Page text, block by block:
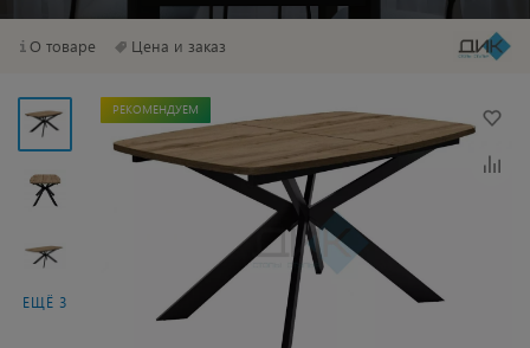
О товаре Цена и заказ
ЕЩЁ 3
РЕКОМЕНДУЕМ